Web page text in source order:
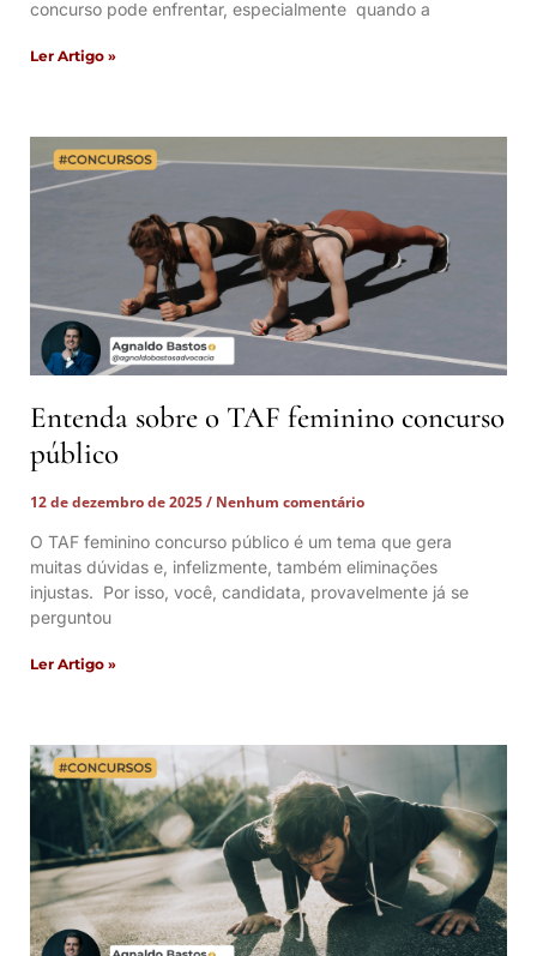
concurso pode enfrentar, especialmente quando a
Ler Artigo »
Entenda sobre o TAF feminino concurso
público
12 de dezembro de 2025
Nenhum comentário
O TAF feminino concurso público é um tema que gera
muitas dúvidas e, infelizmente, também eliminações
injustas. Por isso, você, candidata, provavelmente já se
perguntou
Ler Artigo »